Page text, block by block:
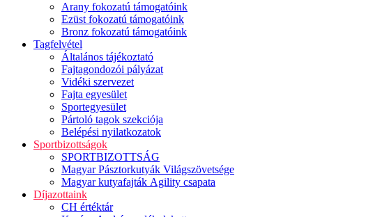
Arany fokozatú támogatóink
Ezüst fokozatú támogatóink
Bronz fokozatú támogatóink
Tagfelvétel
Általános tájékoztató
Fajtagondozói pályázat
Vidéki szervezet
Fajta egyesület
Sportegyesület
Pártoló tagok szekciója
Belépési nyilatkozatok
Sportbizottságok
SPORTBIZOTTSÁG
Magyar Pásztorkutyák Világszövetsége
Magyar kutyafajták Agility csapata
Díjazottaink
CH értéktár